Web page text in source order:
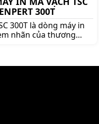
300T
300T là dòng máy in
nhãn của thương